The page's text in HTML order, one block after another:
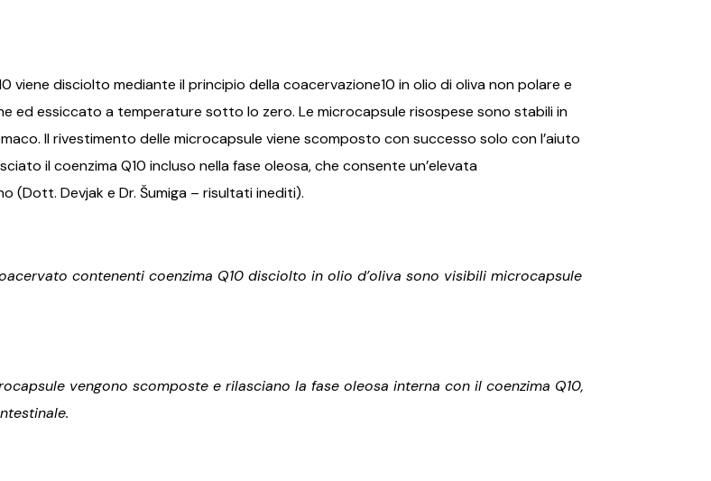
viene disciolto mediante il principio della coacervazione10 in olio di oliva non polare e
​​ed essiccato a temperature sotto lo zero. Le microcapsule risospese sono stabili in
Il rivestimento delle microcapsule viene scomposto con successo solo con l’aiuto
il coenzima Q10 incluso nella fase oleosa, che consente un’elevata
(Dott. Devjak e Dr. Šumiga – risultati inediti).
contenenti coenzima Q10 disciolto in olio d’oliva sono visibili microcapsule
vengono scomposte e rilasciano la fase oleosa interna con il coenzima Q10,
10% popusta na
poklonima, pretprodajama i još mnogo